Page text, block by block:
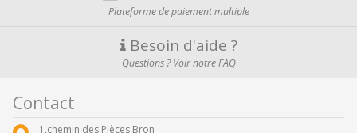
Plateforme de paiement multiple
Besoin d'aide ?
Questions ? Voir notre FAQ
Contact
1,chemin des Pièces Bron